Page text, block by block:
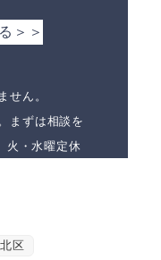
＞＞
せん。
まずは相談を
・水曜定休
区